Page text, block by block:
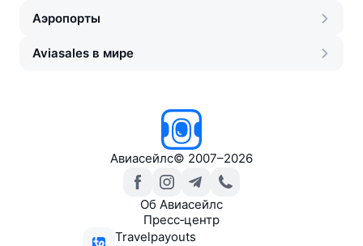
Аэропорты
Aviasales в мире
Авиасейлс© 2007–2026
Об Авиасейлс
Пресс‑центр
Travelpayouts